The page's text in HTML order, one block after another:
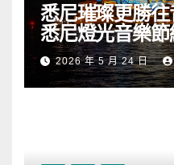
悉尼璀璨更勝
悉尼燈光音樂
2026 年 5 月 24 日